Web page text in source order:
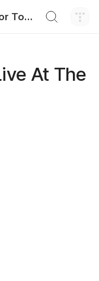
Can you hear me, Major Tom?
At The